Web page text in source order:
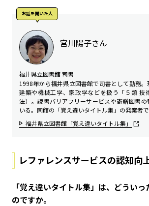
お話を聞いた⼈
宮川陽子さん
福井県立図書館 司書
1998年から福井県立図書館で司書として勤務。
建築や機械工学、家政学などを扱う「５類 技
法）。読書バリアフリーサービスや寄贈図書の
いる。同館の「覚え違いタイトル集」の発案者で
福井県立図書館「覚え違いタイトル集」
レファレンスサービスの認知向
――「覚え違いタイトル集」は、どうい
のですか。